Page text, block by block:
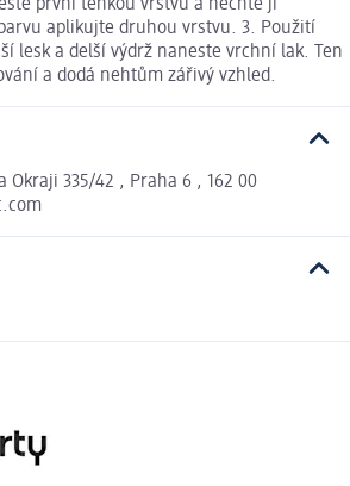
první tenkou vrstvu a nechte ji
aplikujte druhou vrstvu. 3. Použití
lesk a delší výdrž naneste vrchní lak. Ten
a dodá nehtům zářivý vzhled.
Okraji 335/42 , Praha 6 , 162 00